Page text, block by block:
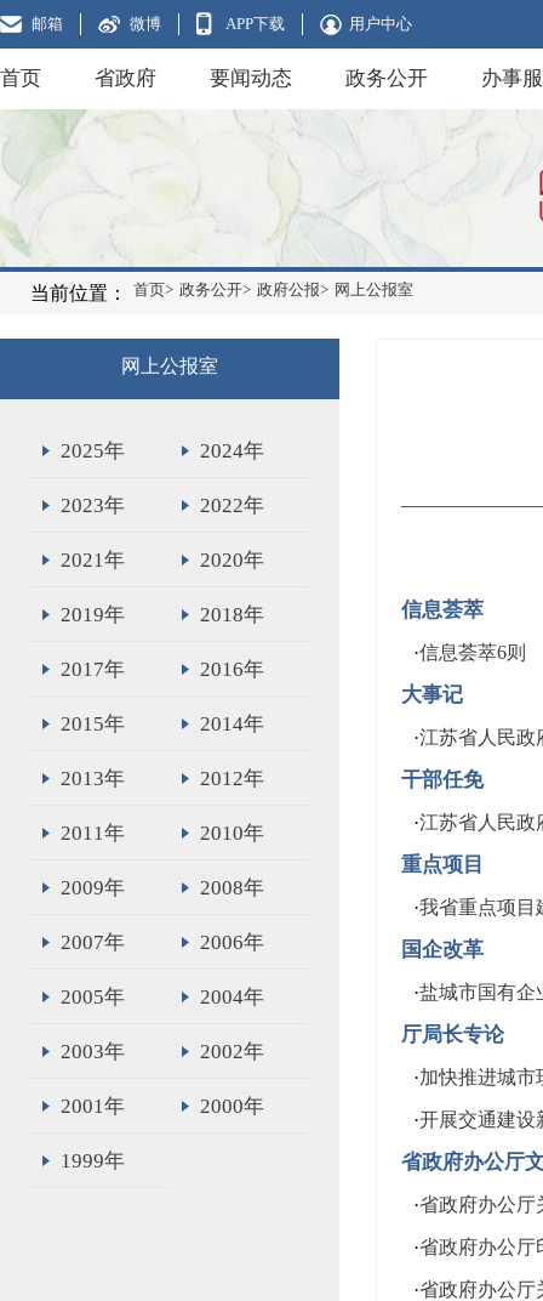
邮箱 微博 APP下载 用户中心
首页 省政府 要闻动态 政务公开 办事
当前位置： 首页> 政务公开> 政府公报> 网上公报室
网上公报室
2025年 2024年
2023年 2022年
2021年 2020年
2019年 2018年
2017年 2016年
2015年 2014年
2013年 2012年
2011年 2010年
2009年 2008年
2007年 2006年
2005年 2004年
2003年 2002年
2001年 2000年
1999年
信息荟萃
·信息荟萃6则
大事记
·江苏省人民政
干部任免
·江苏省人民政
重点项目
·我省重点项目
国企改革
·盐城市国有企
厅局长专论
·加快推进城市
·开展交通建设
省政府办公厅
·省政府办公厅
·省政府办公厅
·省政府办公厅